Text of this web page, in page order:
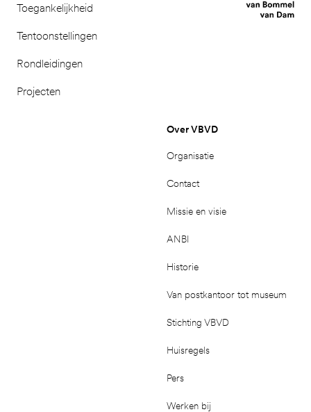
Toegankelijkheid
Tentoonstellingen
Rondleidingen
Projecten
Over VBVD
Organisatie
Contact
Missie en visie
ANBI
Historie
Van postkantoor tot museum
Stichting VBVD
Huisregels
Pers
Werken bij